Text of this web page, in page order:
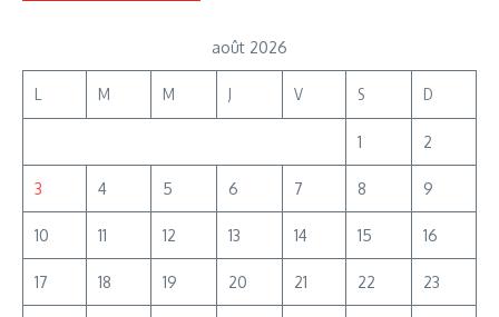
août 2026
L M M J V S D
1 2
3 4 5 6 7 8 9
10 11 12 13 14 15 16
17 18 19 20 21 22 23